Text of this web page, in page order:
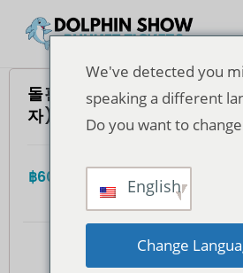
돌핀스 베이 푸켓 – VVIP 좌
자)
฿600.00
We've detected you
speaking a different
Do you want to
English
Change